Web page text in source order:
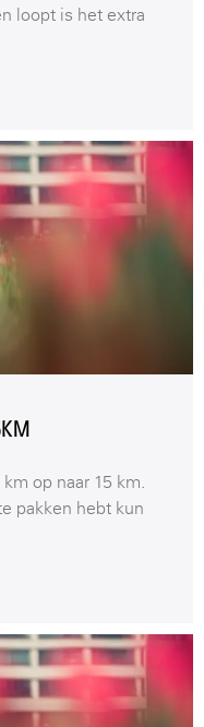
loopt is het extra
op naar 15 km.
pakken hebt kun